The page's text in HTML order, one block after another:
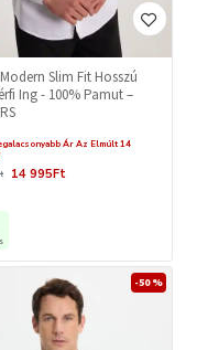
Slim Fit Hosszú
Ing - 100% Pamut –
Ár Az Elmúlt 14
14 995Ft
-50 %